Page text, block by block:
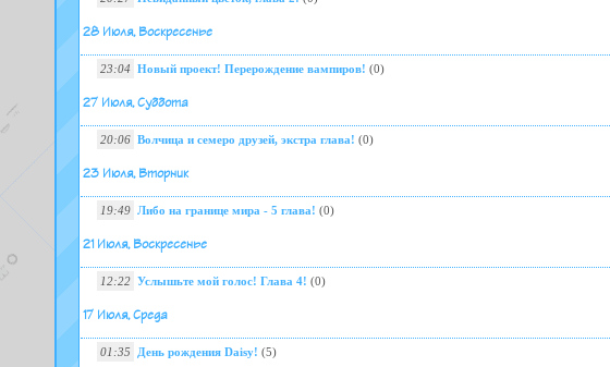
28 Июля, Воскресенье
23:04 Новый проект! Перерождение вампиров! (0)
27 Июля, Суббота
20:06 Волчица и семеро друзей, экстра глава! (0)
23 Июля, Вторник
19:49 Либо на границе мира - 5 глава! (0)
21 Июля, Воскресенье
12:22 Услышьте мой голос! Глава 4! (0)
17 Июля, Среда
01:35 День рождения Daisy! (5)